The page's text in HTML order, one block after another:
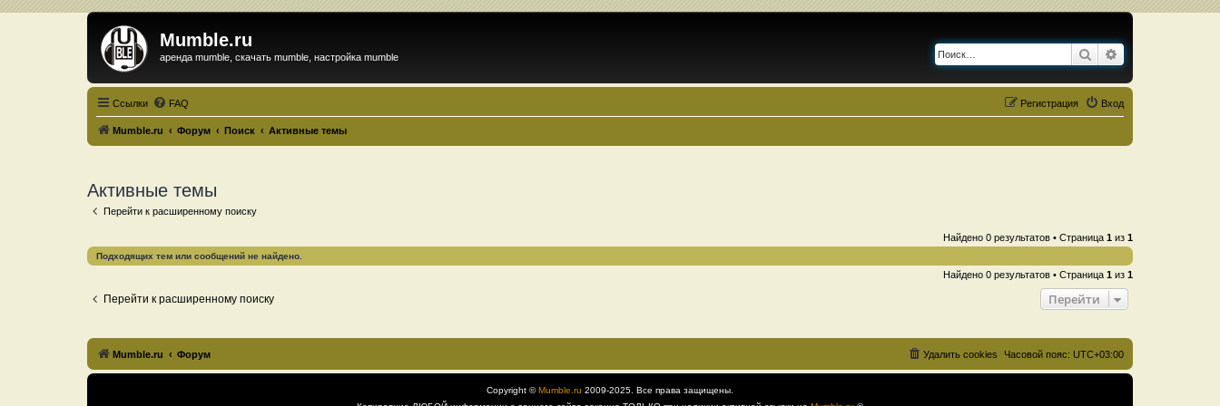
Mumble.ru
аренда mumble, скачать mumble, настройка mumble Поиск
Ссылки FAQ Вход
Регистрация
Mumble.ru Форум Поиск Активные темы
Активные темы
Перейти к расширенному поиску
Найдено 0 результатов • Страница 1 из 1
Подходящих тем или сообщений не найдено.
Найдено 0 результатов • Страница 1 из 1
Перейти к расширенному поиску Перейти
Mumble.ru Форум Часовой пояс: UTC+03:00
Удалить cookies
Copyright ©Mumble.ru 2009-2025. Все права защищены.